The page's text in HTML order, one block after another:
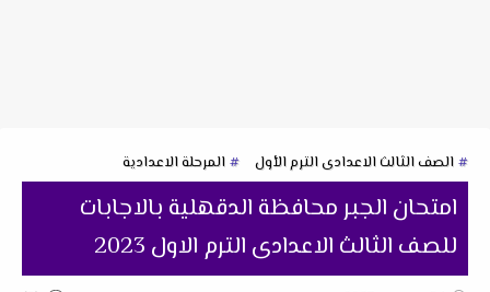
الصف الثالث الاعدادى الترم الأول المرحلة الاعدادية
امتحان الجبر محافظة الدقهلية بالاجابات
للصف الثالث الاعدادى الترم الاول 2023